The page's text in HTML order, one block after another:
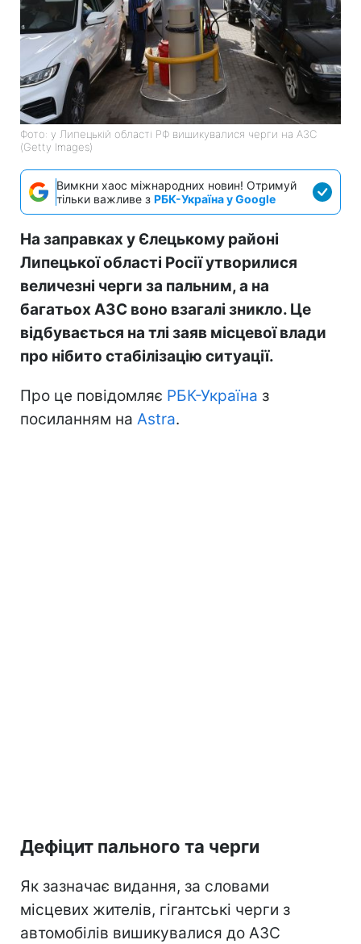
Фото: у Липецькій області РФ вишикувалися черги на АЗС
(Getty Images)
Вимкни хаос міжнародних новин! Отримуй
тільки важливе з РБК-Україна у Google
На заправках у Єлецькому районі
Липецької області Росії утворилися
величезні черги за пальним, а на
багатьох АЗС воно взагалі зникло. Це
відбувається на тлі заяв місцевої влади
про нібито стабілізацію ситуації.
Про це повідомляє РБК-Україна з
посиланням на Astra.
Дефіцит пального та черги
Як зазначає видання, за словами
місцевих жителів, гігантські черги з
автомобілів вишикувалися до АЗС